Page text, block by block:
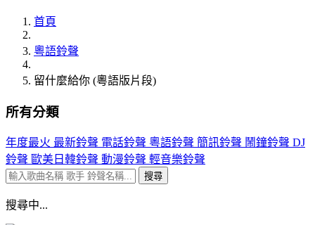
首頁
粵語鈴聲
留什麼給你 (粵語版片段)
所有分類
年度最火 最新鈴聲 電話鈴聲 粵語鈴聲 簡訊鈴聲 鬧鐘鈴聲 DJ
鈴聲 歐美日韓鈴聲 動漫鈴聲 輕音樂鈴聲
搜尋
搜尋中...